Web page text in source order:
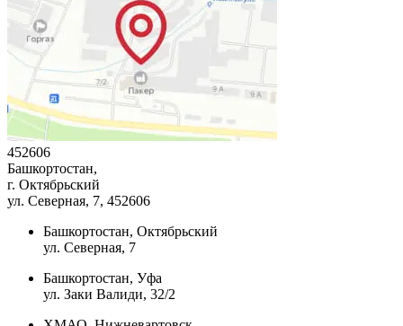
452606
Башкортостан,
г. Октябрьский
ул. Северная, 7, 452606
Башкортостан, Октябрьский
ул. Северная, 7
Башкортостан, Уфа
ул. Заки Валиди, 32/2